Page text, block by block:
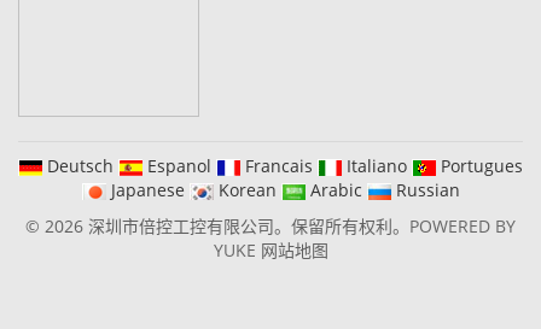
Deutsch Espanol Francais Italiano
Portugues
Japanese
Korean Arabic
Russian
© 2026 深圳市倍控工控有限公司。保留所有权利。 POWERED BY
YUKE 网站地图